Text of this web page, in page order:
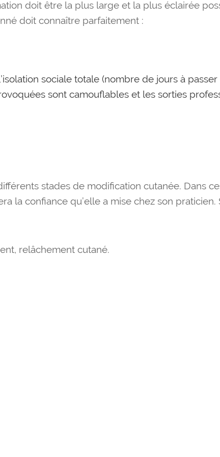
doit être la plus large et la plus éclairée
doit connaître parfaitement :
sociale totale (nombre de jours à passer
sont camouflables et les sorties
stades de modification cutanée. Dans
la confiance qu’elle a mise chez son praticien.
relâchement cutané.